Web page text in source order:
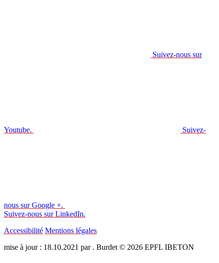
Suivez-nous sur
Youtube. Suivez-
nous sur Google +.
Suivez-nous sur LinkedIn.
Accessibilité Mentions légales
mise à jour : 18.10.2021 par . Burdet © 2026 EPFL IBETON